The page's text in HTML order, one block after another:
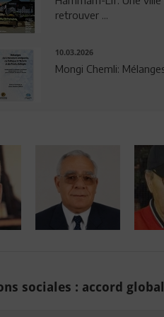
retrouver ...
10.03.2026
Mongi Chemli:
sociales : accord